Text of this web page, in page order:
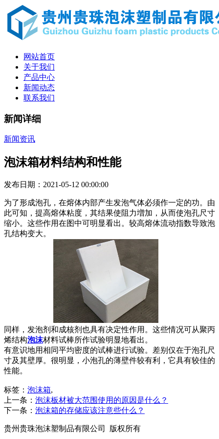
网站首页
关于我们
产品中心
新闻动态
联系我们
新闻详细
新闻资讯
泡沫箱材料结构和性能
发布日期：2021-05-12 00:00:00
为了形成泡孔，在熔体内部产生发泡气体必须作一定的功。由
此可知，提高熔体粘度，其结果使阻力増加，从而使泡孔尺寸
缩小。这些作用在图中可明显看出。较高熔体流动指数导致泡
孔结构变大。
同样，发泡剂和成核剂也具有决定性作用。这些情况可从聚丙
烯结构泡沫材料试棒所作试验明显地看出。
有意识地用相同平均密度的试棒进行试验。差别仅在于泡孔尺
寸及其壁厚。很明显，小泡孔的薄壁件较有利，它具有较佳的
性能。
标签： 泡沫箱,
上一条： 泡沫板材被大范围使用的原因是什么？
下一条： 泡沫箱的存储应该注意些什么？
贵州贵珠泡沫塑制品有限公司 版权所有